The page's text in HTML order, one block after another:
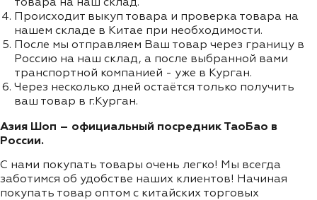
товара на наш склад.
Происходит выкуп товара и проверка товара на
нашем складе в Китае при необходимости.
После мы отправляем Ваш товар через границу в
Россию на наш склад, а после выбранной вами
транспортной компанией - уже в Курган.
Через несколько дней остаётся только получить
ваш товар в г.Курган.
Азия Шоп – официальный посредник ТаоБао в
России.
С нами покупать товары очень легко! Мы всегда
заботимся об удобстве наших клиентов! Начиная
покупать товар оптом с китайских торговых